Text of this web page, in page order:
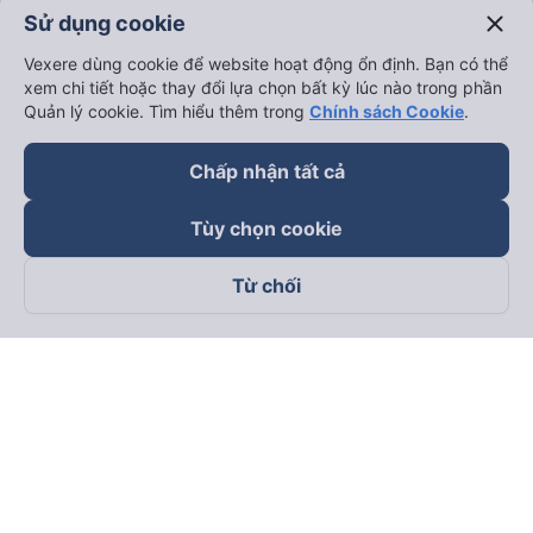
Theo dõi chúng tôi trên
Sử dụng cookie close
Vexere dùng cookie để website hoạt động ổn định. Bạn có thể
xem chi tiết hoặc thay đổi lựa chọn bất kỳ lúc nào trong phần
Quản lý cookie. Tìm hiểu thêm trong Chính sách Cookie.
Chấp nhận tất cả
Tùy chọn cookie
Từ chối